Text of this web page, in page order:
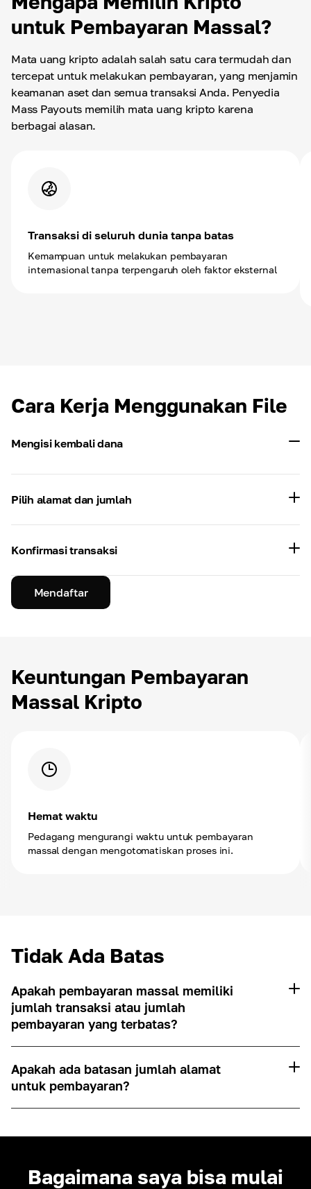
untuk Pembayaran Massal?
Mata uang kripto adalah salah satu cara termudah dan
tercepat untuk melakukan pembayaran, yang menjamin
keamanan aset dan semua transaksi Anda. Penyedia
Mass Payouts memilih mata uang kripto karena
berbagai alasan.
Transaksi di seluruh dunia tanpa batas
Kemampuan untuk melakukan pembayaran
internasional tanpa terpengaruh oleh faktor eksternal
Cara Kerja Menggunakan File
Mengisi kembali dana
Pilih alamat dan jumlah
Konfirmasi transaksi
Mendaftar
Keuntungan Pembayaran
Massal Kripto
Hemat waktu
Pedagang mengurangi waktu untuk pembayaran
massal dengan mengotomatiskan proses ini.
Tidak Ada Batas
Apakah pembayaran massal memiliki
jumlah transaksi atau jumlah
pembayaran yang terbatas?
Apakah ada batasan jumlah alamat
untuk pembayaran?
Bagaimana saya bisa mulai